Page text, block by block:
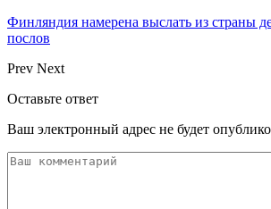
Финляндия намерена выслать из страны
послов
Prev Next
Оставьте ответ
Ваш электронный адрес не будет